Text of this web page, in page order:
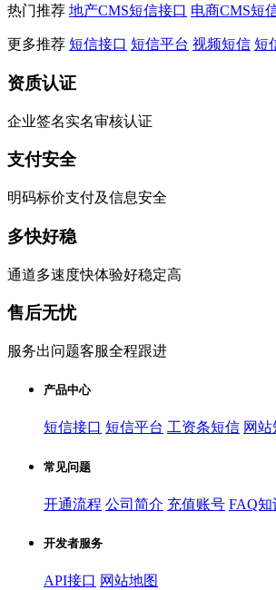
热门推荐 地产CMS短信接口 电商CMS短
更多推荐 短信接口 短信平台 视频短信 短
资质认证
企业签名实名审核认证
支付安全
明码标价支付及信息安全
多快好稳
通道多速度快体验好稳定高
售后无忧
服务出问题客服全程跟进
产品中心
短信接口 短信平台 工资条短信 网站
常见问题
开通流程 公司简介 充值账号 FAQ知
开发者服务
API接口 网站地图